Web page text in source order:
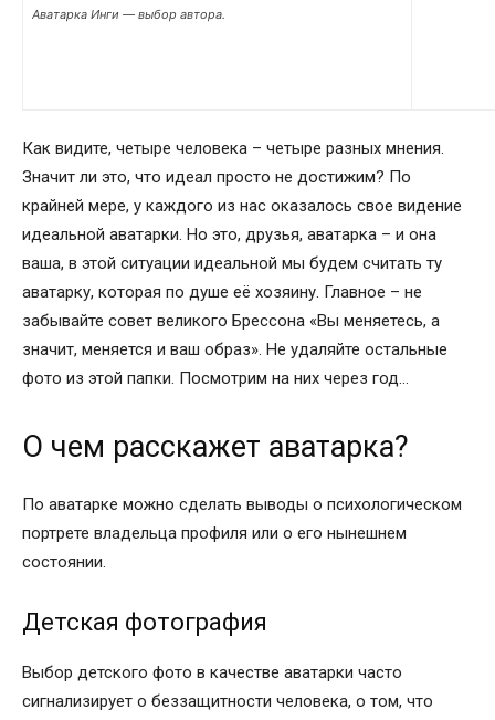
Аватарка Инги — выбор автора.
Как видите, четыре человека – четыре разных мнения.
Значит ли это, что идеал просто не достижим? По
крайней мере, у каждого из нас оказалось свое видение
идеальной аватарки. Но это, друзья, аватарка – и она
ваша, в этой ситуации идеальной мы будем считать ту
аватарку, которая по душе её хозяину. Главное – не
забывайте совет великого Брессона «Вы меняетесь, а
значит, меняется и ваш образ». Не удаляйте остальные
фото из этой папки. Посмотрим на них через год…
О чем расскажет аватарка?
По аватарке можно сделать выводы о психологическом
портрете владельца профиля или о его нынешнем
состоянии.
Детская фотография
Выбор детского фото в качестве аватарки часто
сигнализирует о беззащитности человека, о том, что